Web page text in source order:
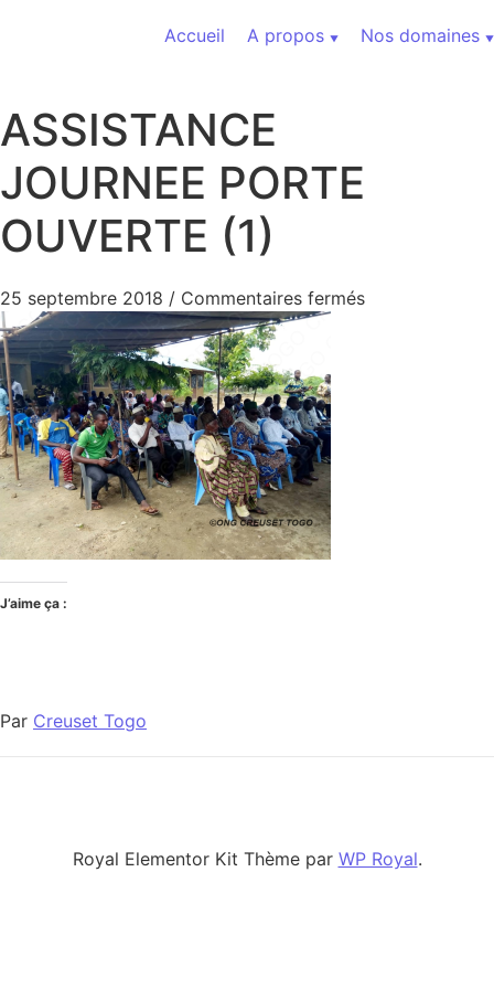
Accueil
A propos Nos domaines
ASSISTANCE
JOURNEE PORTE
OUVERTE (1)
25 septembre 2018 / Commentaires ferméssur
J’aime ça :
Par Creuset Togo
Royal Elementor Kit Thème par WP Royal.